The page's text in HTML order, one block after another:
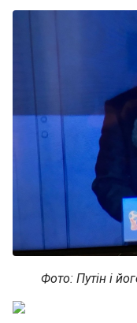
Фото: Путін і